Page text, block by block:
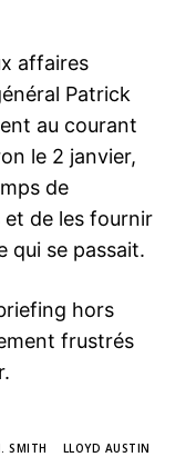
affaires
Patrick
au courant
le 2 janvier,
de
de les fournir
qui se passait.
hors
frustrés
SMITH LLOYD AUSTIN